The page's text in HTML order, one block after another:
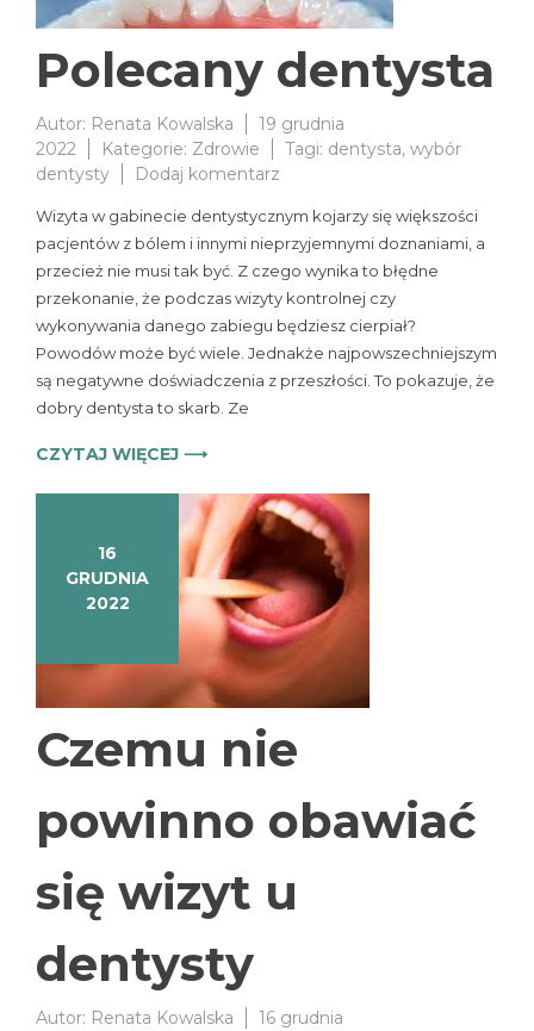
Polecany dentysta
Autor: Renata Kowalska
19 grudnia
2022
Kategorie: Zdrowie Tagi: dentysta, wybór
dentysty
Dodaj komentarz
dentysta
Wizyta w gabinecie dentystycznym kojarzy się większości
pacjentów z bólem i innymi nieprzyjemnymi doznaniami, a
przecież nie musi tak być. Z czego wynika to błędne
przekonanie, że podczas wizyty kontrolnej czy
wykonywania danego zabiegu będziesz cierpiał?
Powodów może być wiele. Jednakże najpowszechniejszym
są negatywne doświadczenia z przeszłości. To pokazuje, że
dobry dentysta to skarb. Ze
CZYTAJ WIĘCEJ ⟶
16
GRUDNIA
2022
Czemu nie
powinno obawiać
się wizyt u
dentysty
Autor: Renata Kowalska 16 grudnia